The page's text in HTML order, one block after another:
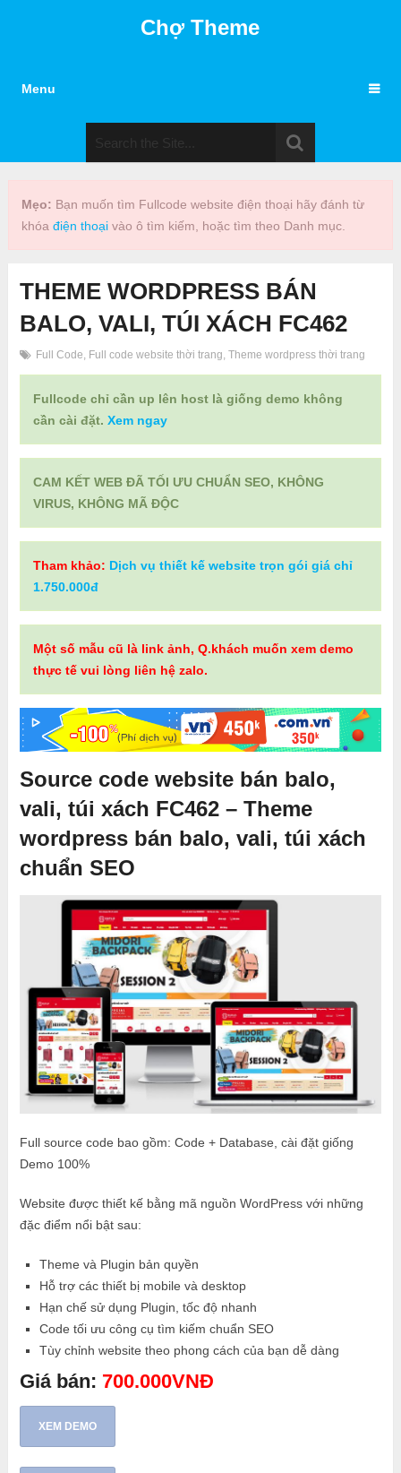
Chợ Theme
Menu
Mẹo: Bạn muốn tìm Fullcode website điện thoại hãy đánh từ
khóa điện thoạivào ô tìm kiếm, hoặc tìm theo Danh mục.
THEME WORDPRESS BÁN
BALO, VALI, TÚI XÁCH FC462
Full Code, Full code website thời trang, Theme wordpress thời trang
Fullcode chỉ cần up lên host là giống demo không
cần cài đặt. Xem ngay
CAM KẾT WEB ĐÃ TỐI ƯU CHUẨN SEO, KHÔNG
VIRUS, KHÔNG MÃ ĐỘC
Tham khảo: Dịch vụ thiết kế website trọn gói giá chỉ
1.750.000đ
Một số mẫu cũ là link ảnh, Q.khách muốn xem demo
thực tế vui lòng liên hệ zalo.
Source code website bán balo,
vali, túi xách FC462 – Theme
wordpress bán balo, vali, túi xách
chuẩn SEO
Full source code bao gồm: Code + Database, cài đặt giống
Demo 100%
Website được thiết kế bằng mã nguồn WordPress với những
đặc điểm nổi bật sau:
Theme và Plugin bản quyền
Hỗ trợ các thiết bị mobile và desktop
Hạn chế sử dụng Plugin, tốc độ nhanh
Code tối ưu công cụ tìm kiếm chuẩn SEO
Tùy chỉnh website theo phong cách của bạn dễ dàng
Giá bán: 700.000VNĐ
XEM DEMO